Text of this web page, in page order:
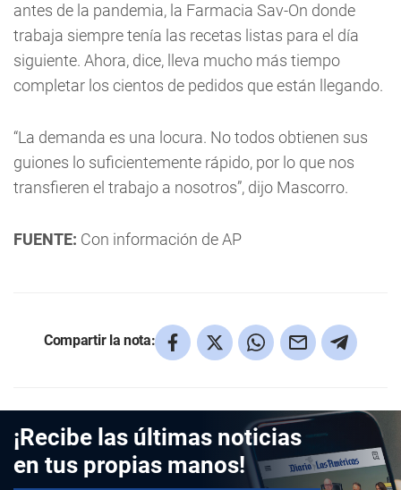
antes de la pandemia, la Farmacia Sav-On donde
trabaja siempre tenía las recetas listas para el día
siguiente. Ahora, dice, lleva mucho más tiempo
completar los cientos de pedidos que están llegando.
“La demanda es una locura. No todos obtienen sus
guiones lo suficientemente rápido, por lo que nos
transfieren el trabajo a nosotros”, dijo Mascorro.
FUENTE: Con información de AP
Compartir la nota:
¡Recibe las últimas noticias
en tus propias manos!